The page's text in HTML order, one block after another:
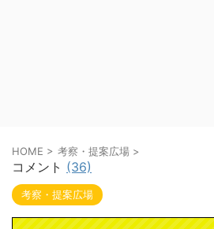
HOME > 考察・提案広場 >
コメント (36)
考察・提案広場